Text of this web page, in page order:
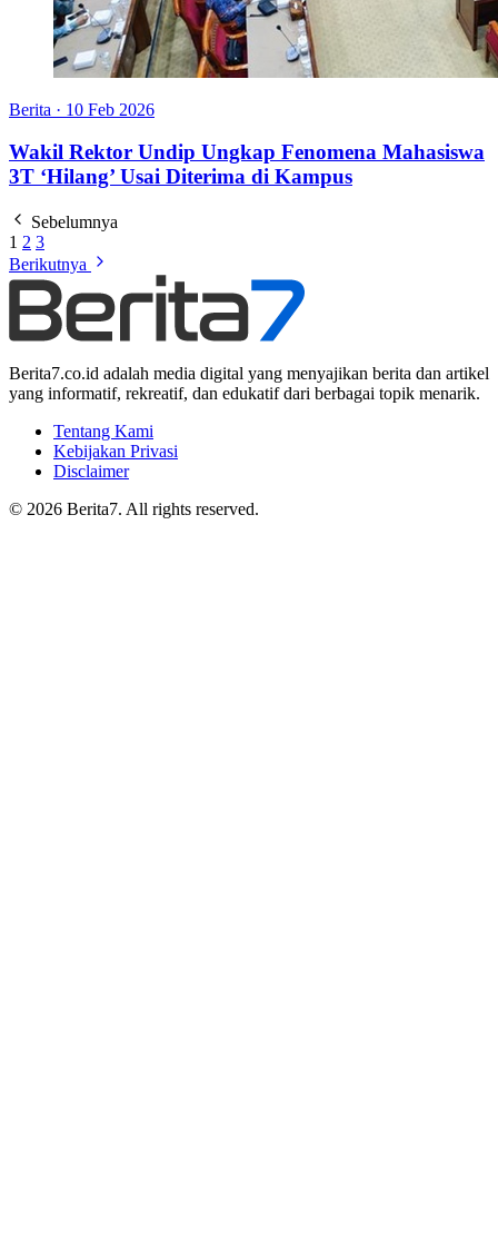
Berita · 10 Feb 2026
Wakil Rektor Undip Ungkap Fenomena Mahasiswa
3T ‘Hilang’ Usai Diterima di Kampus
Sebelumnya
1 2 3
Berikutnya
Berita7.co.id adalah media digital yang menyajikan berita dan artikel
yang informatif, rekreatif, dan edukatif dari berbagai topik menarik.
Tentang Kami
Kebijakan Privasi
Disclaimer
© 2026 Berita7. All rights reserved.